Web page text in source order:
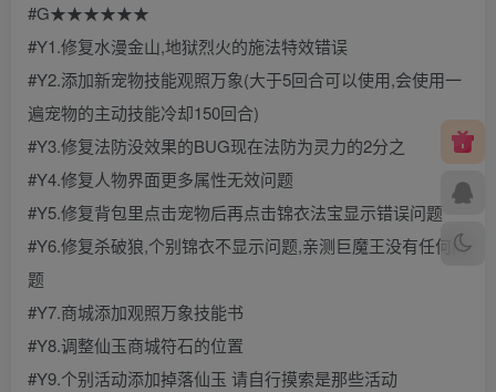
#G★★★★★★
#Y1.修复水漫金山,地狱烈火的施法特效错误
#Y2.添加新宠物技能观照万象(大于5回合可以使用,会使用一
遍宠物的主动技能冷却150回合)
#Y3.修复法防没效果的BUG现在法防为灵力的2分之
#Y4.修复人物界面更多属性无效问题
#Y5.修复背包里点击宠物后再点击锦衣法宝显示错误问题
#Y6.修复杀破狼,个别锦衣不显示问题,亲测巨魔王没有任何问
题
#Y7.商城添加观照万象技能书
#Y8.调整仙玉商城符石的位置
#Y9.个别活动添加掉落仙玉 请自行摸索是那些活动